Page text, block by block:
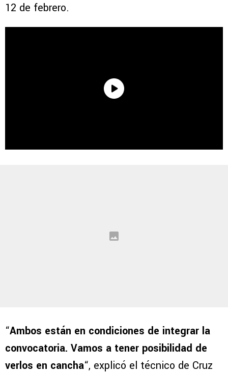
12 de febrero.
“Ambos están en condiciones de integrar la
convocatoria. Vamos a tener posibilidad de
verlos en cancha“, explicó el técnico de Cruz